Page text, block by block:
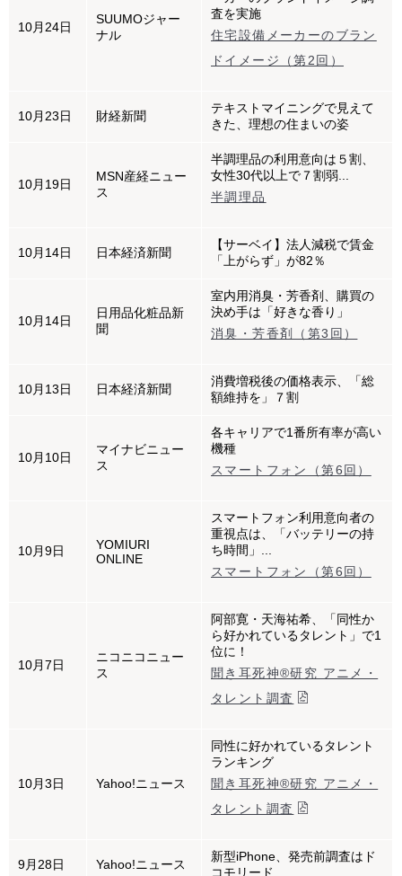
10月24日
SUUMOジャー
ナル
査を実施
住宅設備メーカーのブラン
ドイメージ（第2回）
10月23日 財経新聞
テキストマイニングで見えて
きた、理想の住まいの姿
10月19日
MSN産経ニュー
ス
半調理品の利用意向は５割、
女性30代以上で７割弱...
半調理品
10月14日 日本経済新聞
【サーベイ】法人減税で賃金
「上がらず」が82％
10月14日
日用品化粧品新
聞
室内用消臭・芳香剤、購買の
決め手は「好きな香り」
消臭・芳香剤（第3回）
10月13日 日本経済新聞
消費増税後の価格表示、「総
額維持を」７割
10月10日
マイナビニュー
ス
各キャリアで1番所有率が高い
機種
スマートフォン（第6回）
10月9日
YOMIURI
ONLINE
スマートフォン利用意向者の
重視点は、「バッテリーの持
ち時間」...
スマートフォン（第6回）
10月7日
ニコニコニュー
ス
阿部寛・天海祐希、「同性か
ら好かれているタレント」で1
位に！
聞き耳死神®研究 アニメ・
タレント調査
10月3日 Yahoo!ニュース
同性に好かれているタレント
ランキング
聞き耳死神®研究 アニメ・
タレント調査
9月28日 Yahoo!ニュース
新型iPhone、発売前調査はド
コモリード